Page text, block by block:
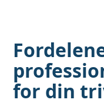
for din